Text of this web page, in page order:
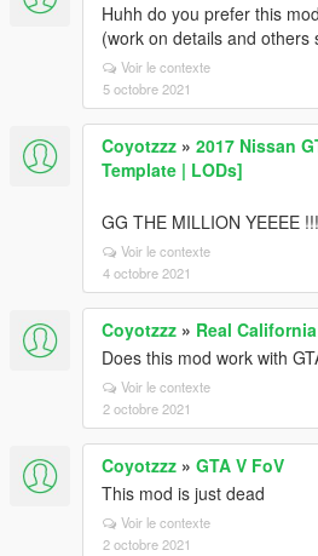
Huhh do you prefer this
(work on details and others
Voir le contexte
5 octobre 2021
Coyotzzz » 2017 Nissan
Template | LODs]
GG THE MILLION YEEEE
Voir le contexte
4 octobre 2021
Coyotzzz » Real
Does this mod work with
Voir le contexte
2 octobre 2021
Coyotzzz » GTA V FoV
This mod is just dead
Voir le contexte
2 octobre 2021